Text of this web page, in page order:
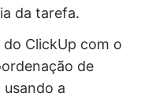
da tarefa.
ClickUp com o
de
a